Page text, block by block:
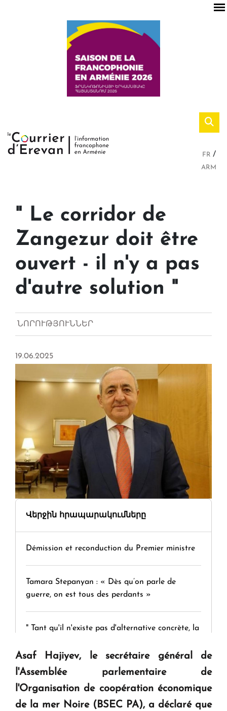
FR
ARM
" Le corridor de
Zangezur doit être
ouvert - il n'y a pas
d'autre solution "
ՆՈՐՈՒԹՅՈՒՆՆԵՐ
19.06.2025
Վերջին հրապարակումները
Démission et reconduction du Premier ministre
Tamara Stepanyan : « Dès qu’on parle de
guerre, on est tous des perdants »
" Tant qu'il n'existe pas d'alternative concrète, la
KASA : 30 ans d'audace, de résilience et d'avenir
en Arménie
Asaf Hajiyev, le secrétaire général de
l'Assemblée parlementaire de
l'Organisation de coopération économique
de la mer Noire (BSEC PA), a déclaré que